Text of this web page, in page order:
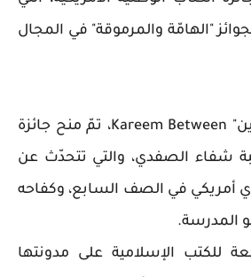
"الهامّة والمرموقة" في المجال
عن رواية "كريم بيتوين" Kareem Between، تمّ منح جائزة
شفاء الصفدي، والتي تتحدّث عن
أمريكي في الصف السابع، وكفاحه
المدرسة.
للكتب الإسلامية على مدونتها